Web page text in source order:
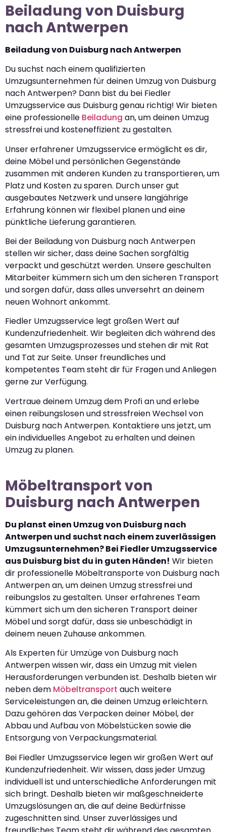
Beiladung von Duisburg
nach Antwerpen
Beiladung von Duisburg nach Antwerpen
Du suchst nach einem qualifizierten
Umzugsunternehmen für deinen Umzug von Duisburg
nach Antwerpen? Dann bist du bei Fiedler
Umzugsservice aus Duisburg genau richtig! Wir bieten
eine professionelle Beiladung an, um deinen Umzug
stressfrei und kosteneffizient zu gestalten.
Unser erfahrener Umzugsservice ermöglicht es dir,
deine Möbel und persönlichen Gegenstände
zusammen mit anderen Kunden zu transportieren, um
Platz und Kosten zu sparen. Durch unser gut
ausgebautes Netzwerk und unsere langjährige
Erfahrung können wir flexibel planen und eine
pünktliche Lieferung garantieren.
Bei der Beiladung von Duisburg nach Antwerpen
stellen wir sicher, dass deine Sachen sorgfältig
verpackt und geschützt werden. Unsere geschulten
Mitarbeiter kümmern sich um den sicheren Transport
und sorgen dafür, dass alles unversehrt an deinem
neuen Wohnort ankommt.
Fiedler Umzugsservice legt großen Wert auf
Kundenzufriedenheit. Wir begleiten dich während des
gesamten Umzugsprozesses und stehen dir mit Rat
und Tat zur Seite. Unser freundliches und
kompetentes Team steht dir für Fragen und Anliegen
gerne zur Verfügung.
Vertraue deinem Umzug dem Profi an und erlebe
einen reibungslosen und stressfreien Wechsel von
Duisburg nach Antwerpen. Kontaktiere uns jetzt, um
ein individuelles Angebot zu erhalten und deinen
Umzug zu planen.
Möbeltransport von
Duisburg nach Antwerpen
Du planst einen Umzug von Duisburg nach
Antwerpen und suchst nach einem zuverlässigen
Umzugsunternehmen? Bei Fiedler Umzugsservice
aus Duisburg bist du in guten Händen! Wir bieten
dir professionelle Möbeltransporte von Duisburg nach
Antwerpen an, um deinen Umzug stressfrei und
reibungslos zu gestalten. Unser erfahrenes Team
kümmert sich um den sicheren Transport deiner
Möbel und sorgt dafür, dass sie unbeschädigt in
deinem neuen Zuhause ankommen.
Als Experten für Umzüge von Duisburg nach
Antwerpen wissen wir, dass ein Umzug mit vielen
Herausforderungen verbunden ist. Deshalb bieten wir
neben dem Möbeltransport auch weitere
Serviceleistungen an, die deinen Umzug erleichtern.
Dazu gehören das Verpacken deiner Möbel, der
Abbau und Aufbau von Möbelstücken sowie die
Entsorgung von Verpackungsmaterial.
Bei Fiedler Umzugsservice legen wir großen Wert auf
Kundenzufriedenheit. Wir wissen, dass jeder Umzug
individuell ist und unterschiedliche Anforderungen mit
sich bringt. Deshalb bieten wir maßgeschneiderte
Umzugslösungen an, die auf deine Bedürfnisse
zugeschnitten sind. Unser zuverlässiges und